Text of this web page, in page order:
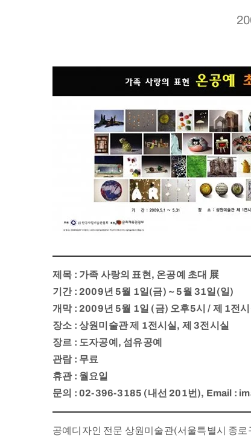
제목 : 가족 사랑의 표현, 온공예 초대 展
기간 : 2009년 5월 1일(금) ~ 5월 31일(일)
개막 : 2009년 5월 1일 (금) 오후5시 / 제 1전시
장소 : 상원미술관 제 1전시실, 제 3전시실
장르 : 도자공예, 섬유공예
관람 : 무료
휴관 : 월요일
문의 : 02-396-3185 (내선 201번), Email :
공예디자인 전문 상원미술관(서울특별시 종